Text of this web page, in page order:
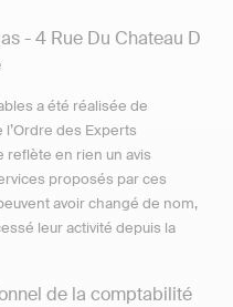
- 4 Rue Du Chateau D
a été réalisée de
des Experts
reflète en rien un avis
proposés par ces
avoir changé de nom,
leur activité depuis la
de la comptabilité